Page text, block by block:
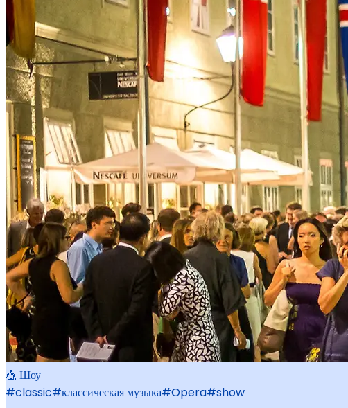
🎪 Шоу
#classic#классическая музыка#Opera#show